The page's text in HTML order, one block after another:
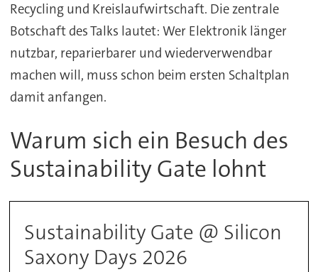
Recycling und Kreislaufwirtschaft. Die zentrale
Botschaft des Talks lautet: Wer Elektronik länger
nutzbar, reparierbarer und wiederverwendbar
machen will, muss schon beim ersten Schaltplan
damit anfangen.
Warum sich ein Besuch des
Sustainability Gate lohnt
Sustainability Gate @ Silicon
Saxony Days 2026